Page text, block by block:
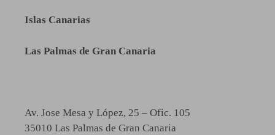
Islas Canarias
Las Palmas de Gran Canaria
Av. Jose Mesa y López, 25 – Ofic. 105
35010 Las Palmas de Gran Canaria